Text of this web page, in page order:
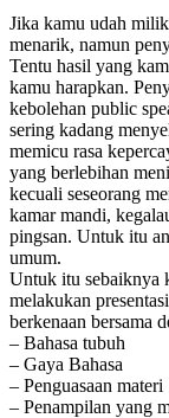
Jika kamu udah
menarik, namun
Tentu hasil yang
kamu harapkan.
kebolehan public
sering kadang
memicu rasa
yang berlebihan
kecuali seseorang
kamar mandi,
pingsan. Untuk itu
umum.
Untuk itu sebaiknya
melakukan
berkenaan bersama
– Bahasa tubuh
– Gaya Bahasa
– Penguasaan materi
– Penampilan yang